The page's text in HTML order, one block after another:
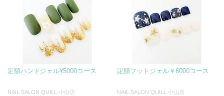
定額ハンドジェル¥5000コース
NAIL SALON QUILL 小山店
定額フットジェル￥6000コース
NAIL SALON QUILL 小山店